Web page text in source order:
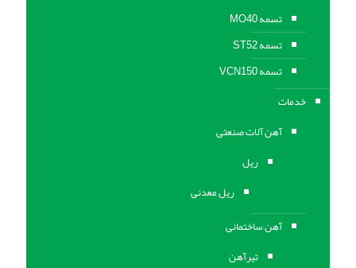
تسمه MO40
تسمه ST52
تسمه VCN150
خدمات
آهن آلات صنعتی
ریل
ریل معدنی
آهن ساختمانی
تیرآهن